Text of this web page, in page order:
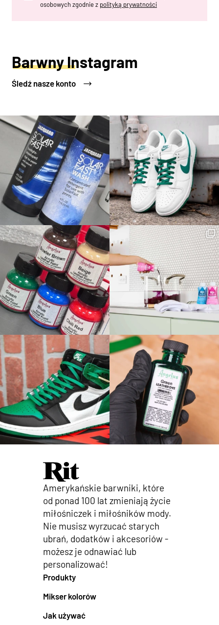
osobowych zgodnie z polityką prywatności
Barwny Instagram
Śledź nasze konto
Amerykańskie barwniki, które
od ponad 100 lat zmieniają życie
miłośniczek i miłośników mody.
Nie musisz wyrzucać starych
ubrań, dodatków i akcesoriów -
możesz je odnawiać lub
personalizować!
Produkty
Mikser kolorów
Jak używać